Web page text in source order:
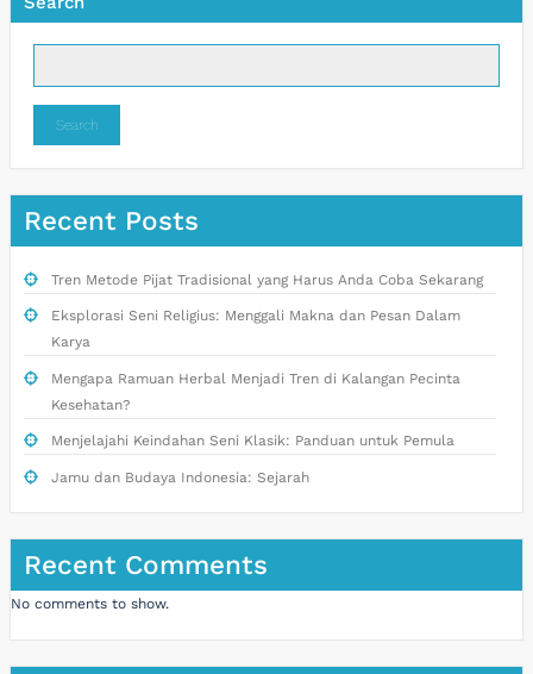
Search
Recent Posts
Tren Metode Pijat Tradisional yang Harus Anda Coba Sekarang
Eksplorasi Seni Religius: Menggali Makna dan Pesan Dalam
Karya
Mengapa Ramuan Herbal Menjadi Tren di Kalangan Pecinta
Kesehatan?
Menjelajahi Keindahan Seni Klasik: Panduan untuk Pemula
Jamu dan Budaya Indonesia: Sejarah
Recent Comments
No comments to show.